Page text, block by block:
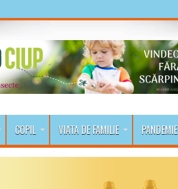
COPIL VIATA DE FAMILIE PANDEMIE